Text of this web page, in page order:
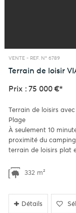
VENTE - REF. N° 6789
Terrain de loisir
Prix : 75 000 €*
Terrain de loisirs
Plage
À seulement 10
proximité du
terrain de loisirs plat
332 m²
Détails